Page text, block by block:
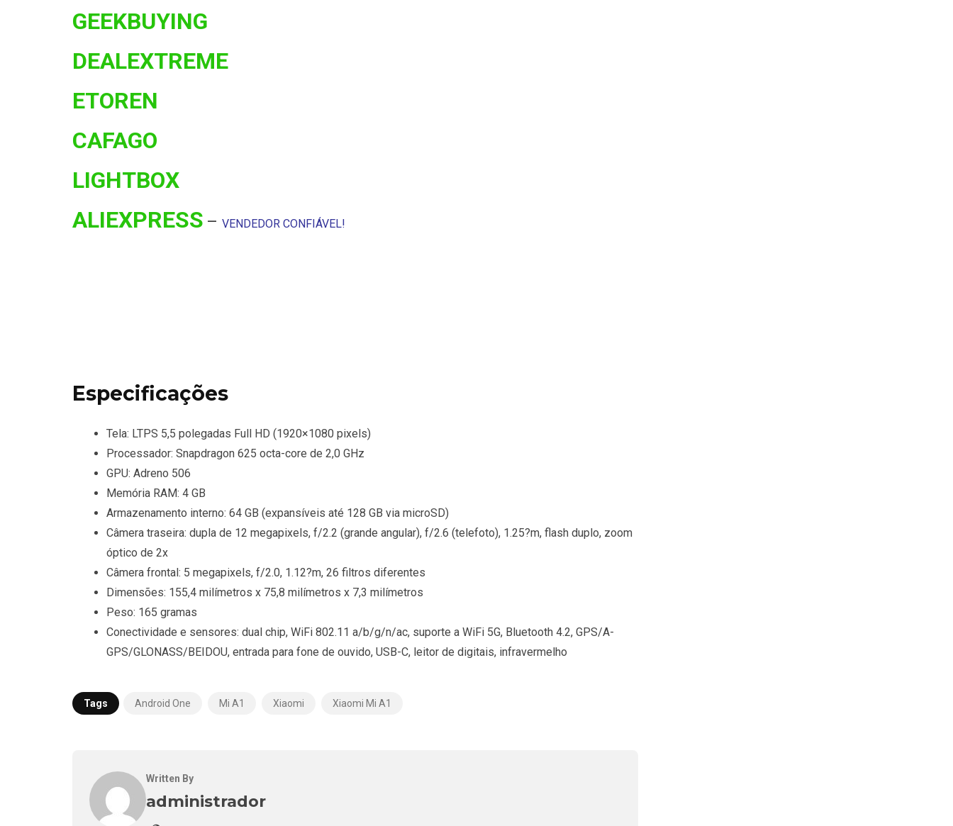
GEEKBUYING
DEALEXTREME
ETOREN
CAFAGO
LIGHTBOX
ALIEXPRESS – VENDEDOR CONFIÁVEL!
Especificações
Tela: LTPS 5,5 polegadas Full HD (1920×1080 pixels)
Processador: Snapdragon 625 octa-core de 2,0 GHz
GPU: Adreno 506
Memória RAM: 4 GB
Armazenamento interno: 64 GB (expansíveis até 128 GB via microSD)
Câmera traseira: dupla de 12 megapixels, f/2.2 (grande angular), f/2.6 (telefoto), 1.25?m, flash duplo, zoom
óptico de 2x
Câmera frontal: 5 megapixels, f/2.0, 1.12?m, 26 filtros diferentes
Dimensões: 155,4 milímetros x 75,8 milímetros x 7,3 milímetros
Peso: 165 gramas
Conectividade e sensores: dual chip, WiFi 802.11 a/b/g/n/ac, suporte a WiFi 5G, Bluetooth 4.2, GPS/A-
GPS/GLONASS/BEIDOU, entrada para fone de ouvido, USB-C, leitor de digitais, infravermelho
Tags Android One Mi A1 Xiaomi Xiaomi Mi A1
Written By
administrador